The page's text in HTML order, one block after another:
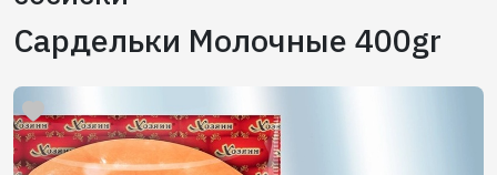
Сардельки Молочные 400gr